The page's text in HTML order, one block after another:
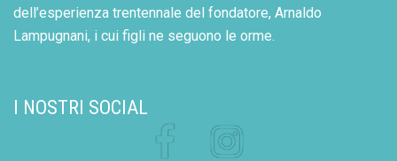
dell’esperienza trentennale del fondatore, Arnaldo
Lampugnani, i cui figli ne seguono le orme.
I NOSTRI SOCIAL
Facebook Instagram